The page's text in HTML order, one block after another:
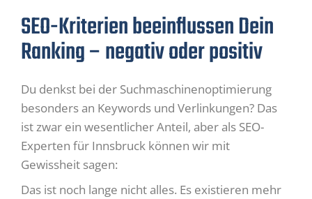
SEO-Kriterien beeinflussen Dein
Ranking – negativ oder positiv
Du denkst bei der Suchmaschinenoptimierung
besonders an Keywords und Verlinkungen? Das
ist zwar ein wesentlicher Anteil, aber als SEO-
Experten für Innsbruck können wir mit
Gewissheit sagen:
Das ist noch lange nicht alles. Es existieren mehr